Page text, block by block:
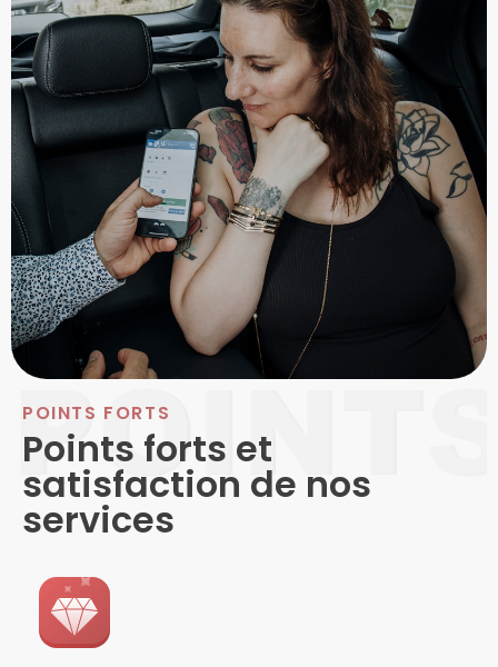
POINTS FORTS
Points forts et
satisfaction de nos
services